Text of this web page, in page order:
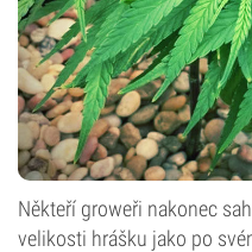
Někteří groweři nakonec
velikosti hrášku jako po